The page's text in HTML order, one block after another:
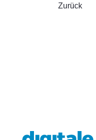
Zurück